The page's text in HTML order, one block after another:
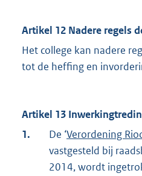
Artikel 12 Nadere regels
Het college kan nadere
tot de heffing en
Artikel 13
1.
De ‘Verordening
vastgesteld bij
2014, wordt